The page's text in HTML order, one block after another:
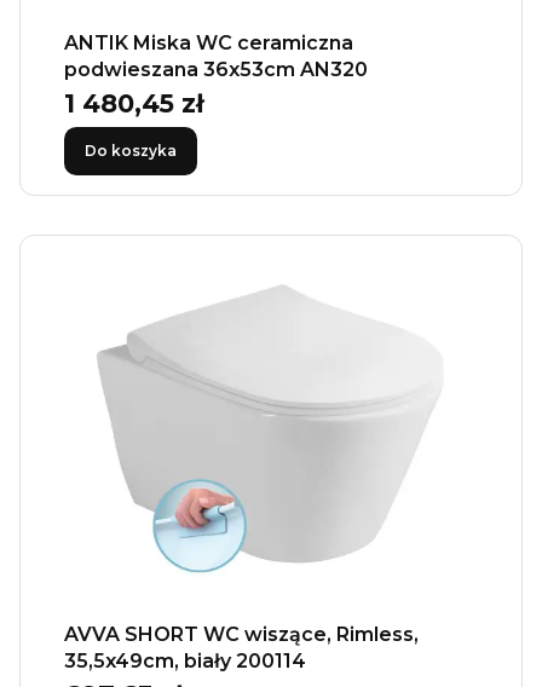
ANTIK Miska WC ceramiczna
podwieszana 36x53cm AN320
Cena
1 480,45 zł
Do koszyka
AVVA SHORT WC wiszące, Rimless,
35,5x49cm, biały 200114